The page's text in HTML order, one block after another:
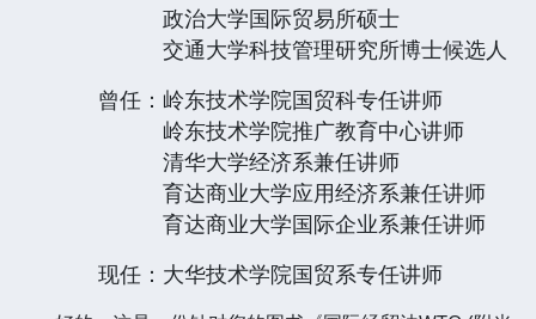
政治大学国际贸易所硕士
交通大学科技管理研究所博士候选人
曾任：岭东技术学院国贸科专任讲师
岭东技术学院推广教育中心讲师
清华大学经济系兼任讲师
育达商业大学应用经济系兼任讲师
育达商业大学国际企业系兼任讲师
现任：大华技术学院国贸系专任讲师